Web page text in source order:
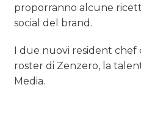
proporranno alcune
social del brand.
I due nuovi resident chef
roster di Zenzero, la
Media.